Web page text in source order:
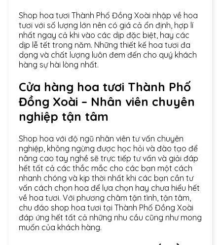
Shop hoa tươi Thành Phố Đồng Xoài nhập về hoa
tươi với số lượng lớn nên có giá cả ổn định, hợp lí
nhất ngay cả khi vào các dịp đặc biệt, hay các
dịp lễ tết trong năm. Những thiết kế hoa tươi đa
dạng và chất lượng luôn đem đến cho quý khách
hàng sự hài lòng nhất.
Cửa hàng hoa tươi Thành Phố
Đồng Xoài – Nhân viên chuyên
nghiệp tận tâm
Shop hoa với độ ngũ nhân viên tư vấn chuyên
nghiệp, không ngừng được học hỏi và đào tạo để
nâng cao tay nghề sẽ trực tiếp tư vấn và giải đáp
hết tất cả các thắc mắc cho các bạn một cách
nhanh chóng và kịp thời nhất khi các bạn cần tư
vấn cách chọn hoa để lựa chọn hay chưa hiểu hết
về hoa tươi. Với phương châm tận tình, tận tâm,
chu đáo shop hoa tươi tại Thành Phố Đồng Xoài
đáp ứng hết tất cả những nhu cầu cũng như mong
muốn của khách hàng.